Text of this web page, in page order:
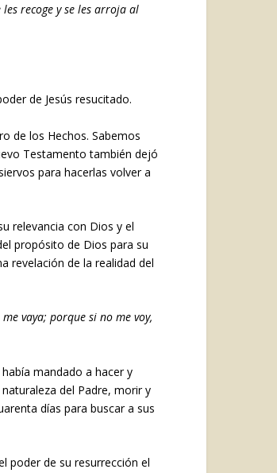
les recoge y se les arroja al
de Jesús resucitado.
de los Hechos. Sabemos
Testamento también dejó
para hacerlas volver a
relevancia con Dios y el
propósito de Dios para su
revelación de la realidad del
vaya; porque si no me voy,
mandado a hacer y
del Padre, morir y
días para buscar a sus
poder de su resurrección el